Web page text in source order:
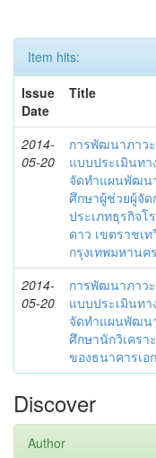
Item hits:
Issue
Date
Title
2014-
05-20
การพัฒนาภาว
แบบประเมินท
จัดทำแผนพัฒน
ศึกษาผู้ช่วยผู้จัด
ประเภทธุรกิจโ
ดาว เขตราชเท
กรุงเทพมหานคร
2014-
05-20
การพัฒนาภาว
แบบประเมินท
จัดทำแผนพัฒน
ศึกษานักวิเครา
ของธนาคารเอ
Discover
Author